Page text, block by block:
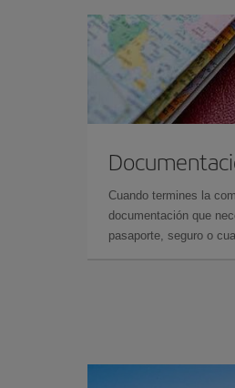
Cuando termines la
documentación que
pasaporte, seguro o